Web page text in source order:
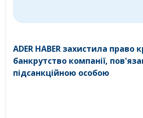
ADER HABER захистила право
банкрутство компанії,
підсанкційною особою